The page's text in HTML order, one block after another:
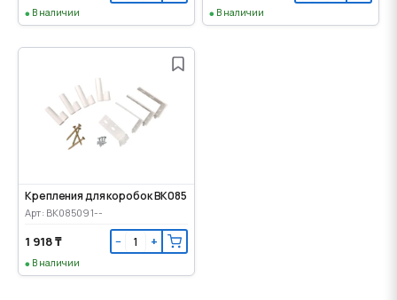
В наличии В наличии
Крепления для коробок BK085
Арт: BK085091--
1 918 ₸ − +
В наличии